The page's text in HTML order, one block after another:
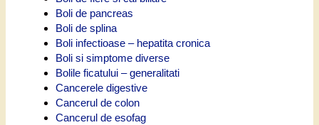
Boli de pancreas
Boli de splina
Boli infectioase – hepatita cronica
Boli si simptome diverse
Bolile ficatului – generalitati
Cancerele digestive
Cancerul de colon
Cancerul de esofag